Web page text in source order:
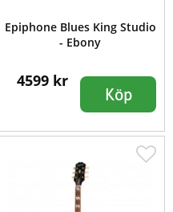
Epiphone Blues King Studio
- Ebony
4599 kr
Köp